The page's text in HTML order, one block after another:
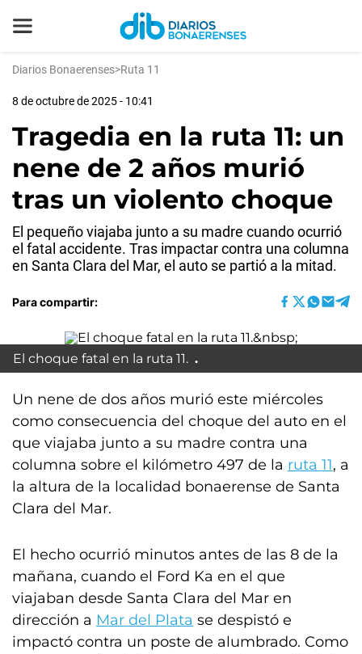
Diarios Bonaerenses>Ruta 11
8 de octubre de 2025 - 10:41
Tragedia en la ruta 11: un
nene de 2 años murió
tras un violento choque
El pequeño viajaba junto a su madre cuando ocurrió
el fatal accidente. Tras impactar contra una columna
en Santa Clara del Mar, el auto se partió a la mitad.
Para compartir:
El choque fatal en la ruta 11.
Un nene de dos años murió este miércoles
como consecuencia del choque del auto en el
que viajaba junto a su madre contra una
columna sobre el kilómetro 497 de la ruta 11, a
la altura de la localidad bonaerense de Santa
Clara del Mar.
El hecho ocurrió minutos antes de las 8 de la
mañana, cuando el Ford Ka en el que
viajaban desde Santa Clara del Mar en
dirección a Mar del Plata se despistó e
impactó contra un poste de alumbrado. Como